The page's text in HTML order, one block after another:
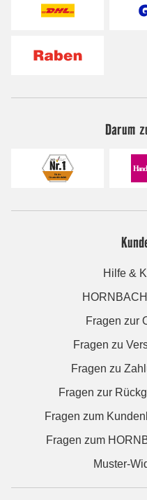
Darum
Hilfe &
Fragen zur
Fragen zu
Fragen zu
Fragen zur
Fragen zum
Fragen zum
Muster-